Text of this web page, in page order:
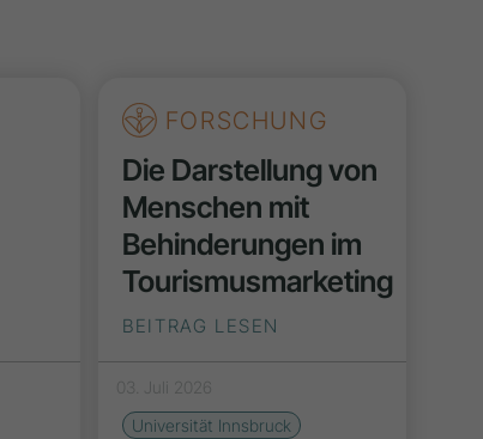
FORSCHUNG
Die Darstellung von
Menschen mit
Behinderungen im
Tourismusmarketing
BEITRAG LESEN
03. Juli 2026
Universität Innsbruck